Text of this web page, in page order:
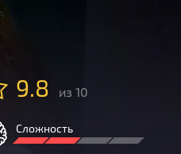
9.8 из 10
Сложность